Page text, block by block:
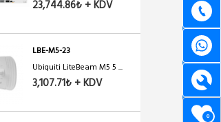
0
23,744.86₺ + KDV
LBE-M5-23
Ubiquiti LiteBeam M5 5 ...
3,107.71₺ + KDV